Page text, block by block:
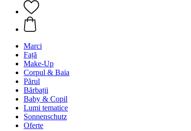
Marci
Față
Make-Up
Corpul & Baia
Părul
Bărbații
Baby & Copil
Lumi tematice
Sonnenschutz
Oferte